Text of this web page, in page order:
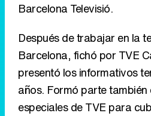
años. Formó parte también
acontecimientos como la
Pablo II.
En el año 2005 se convirtió
zona de Levante de '